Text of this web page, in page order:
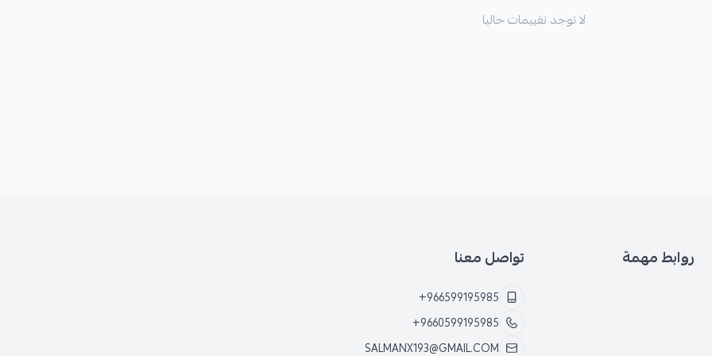
لا توجد تقييمات حاليا
روابط مهمة تواصل معنا
+966599195985
+9660599195985
SALMANX193@GMAIL.COM